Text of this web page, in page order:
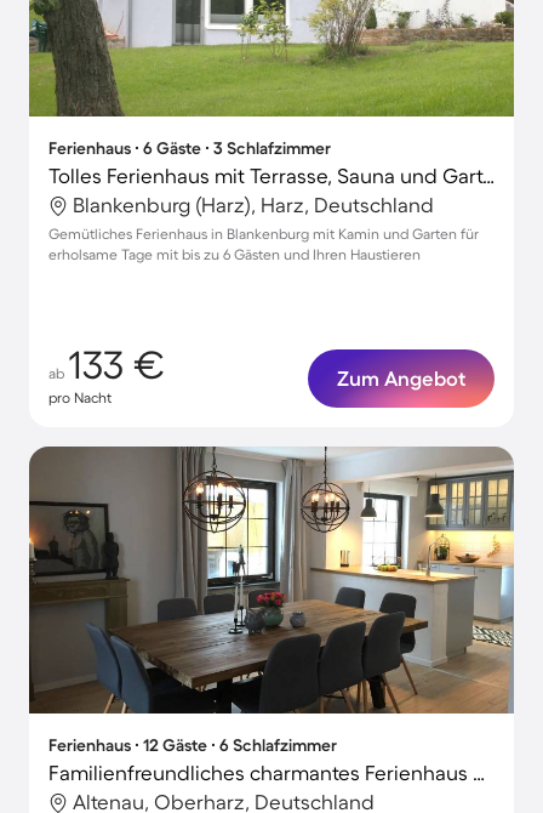
Ferienhaus ∙ 6 Gäste ∙ 3 Schlafzimmer
Tolles Ferienhaus mit Terrasse, Sauna und Garten | Haustierfreundlich
Blankenburg (Harz), Harz, Deutschland
Gemütliches Ferienhaus in Blankenburg mit Kamin und Garten für
erholsame Tage mit bis zu 6 Gästen und Ihren Haustieren
ab 133 €
pro Nacht
Zum Angebot
Ferienhaus ∙ 12 Gäste ∙ 6 Schlafzimmer
Familienfreundliches charmantes Ferienhaus mit Terrasse und Garten | Naturblick
Altenau, Oberharz, Deutschland